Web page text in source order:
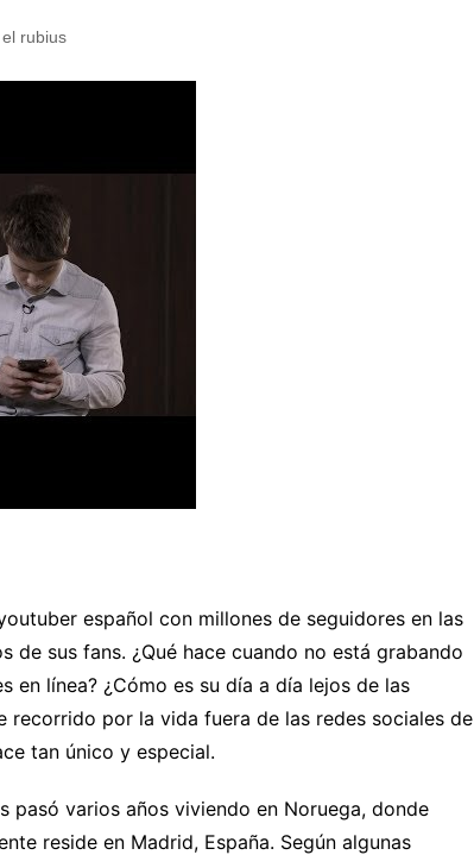
el rubius
español con millones de seguidores en las
de sus fans. ¿Qué hace cuando no está grabando
en línea? ¿Cómo es su día a día lejos de las
recorrido por la vida fuera de las redes sociales de
tan único y especial.
pasó varios años viviendo en Noruega, donde
reside en Madrid, España. Según algunas